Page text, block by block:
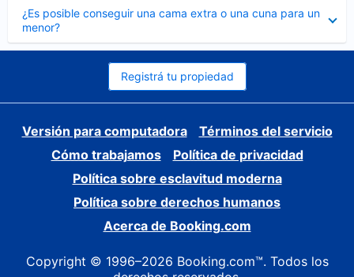
¿Es posible conseguir una cama extra o una cuna para un
menor?
cerrado
Registrá tu propiedad
Versión para computadora
Términos del servicio
Cómo trabajamos
Política de privacidad
Política sobre esclavitud moderna
Política sobre derechos humanos
Acerca de Booking.com
Copyright © 1996–2026 Booking.com™. Todos los